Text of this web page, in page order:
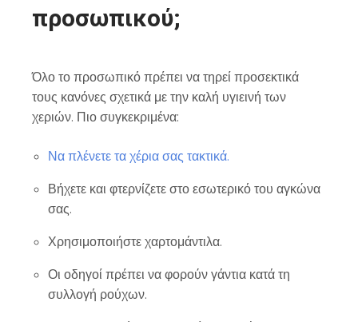
προσωπικού;
Όλο το προσωπικό πρέπει να τηρεί προσεκτικά
τους κανόνες σχετικά με την καλή υγιεινή των
χεριών. Πιο συγκεκριμένα:
Να πλένετε τα χέρια σας τακτικά.
Βήχετε και φτερνίζετε στο εσωτερικό του αγκώνα
σας.
Χρησιμοποιήστε χαρτομάντιλα.
Οι οδηγοί πρέπει να φορούν γάντια κατά τη
συλλογή ρούχων.